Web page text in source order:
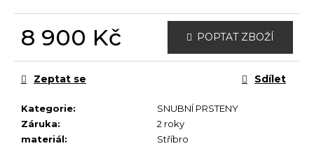
8 900 Kč POPTAT ZBOŽÍ
Kategorie:
SNUBNÍ PRSTENY
Záruka:
2 roky
materiál: Stříbro
Zeptat se Sdílet
e
m
e